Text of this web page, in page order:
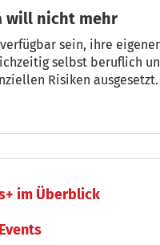
will nicht mehr
sein, ihre
selbst beruflich
Risiken
im Überblick
Events